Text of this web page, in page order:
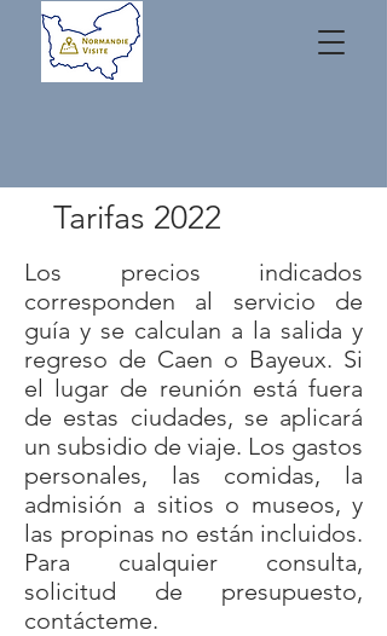
Tarifas 2022
Los precios indicados
corresponden al servicio de
guía y se calculan a la salida y
regreso de Caen o Bayeux. Si
el lugar de reunión está fuera
de estas ciudades, se aplicará
un subsidio de viaje. Los gastos
personales, las comidas, la
admisión a sitios o museos, y
las propinas no están incluidos.
Para cualquier consulta,
solicitud de presupuesto,
contácteme.